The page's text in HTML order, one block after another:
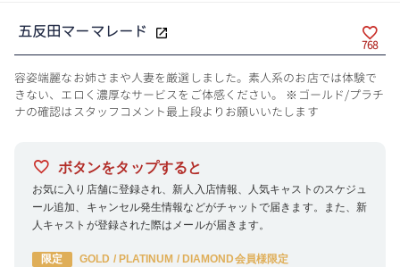
五反田マーマレード
768
容姿端麗なお姉さまや人妻を厳選しました。素人系のお店では体験で
きない、エロく濃厚なサービスをご体感ください。 ※ゴールド/プラチ
ナの確認はスタッフコメント最上段よりお願いいたします
ボタンをタップすると
お気に入り店舗に登録され、新人入店情報、人気キャストのスケジュ
ール追加、キャンセル発生情報などがチャットで届きます。また、新
人キャストが登録された際はメールが届きます。
限定
GOLD / PLATINUM / DIAMOND会員様限定